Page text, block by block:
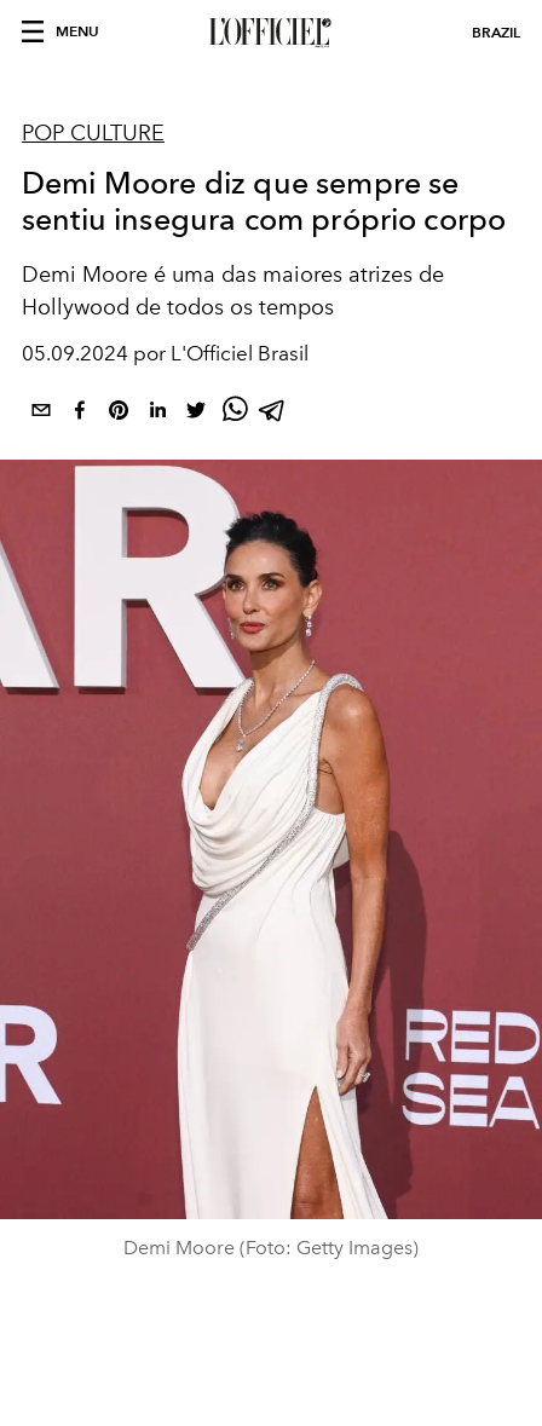
MENU BRAZIL
POP CULTURE
Demi Moore diz que sempre se
sentiu insegura com próprio corpo
Demi Moore é uma das maiores atrizes de
Hollywood de todos os tempos
05.09.2024 por L'Officiel Brasil
Demi Moore (Foto: Getty Images)